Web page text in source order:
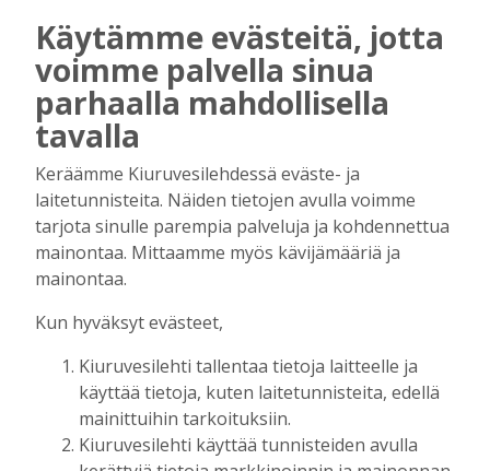
Yhdessä tekemällä syntyy paras
tunnelma
Tilaajille
Ari Kärkkäinen
Kotiseuturakkautta
Tilaajille
Risto Juntunen 13.7.2026 10:42
Yhteinen sävel kantaa pitkälle
Tilaajille
Onko aina pakko olla mielipide?
Tilaajille
Heidi Huhtilainen 30.6.2026 11:44
Käytämme evästeitä, jotta
voimme palvella sinua
parhaalla mahdollisella
tavalla
Keräämme Kiuruvesilehdessä eväste- ja
laitetunnisteita. Näiden tietojen avulla voimme
tarjota sinulle parempia palveluja ja kohdennettua
mainontaa. Mittaamme myös kävijämääriä ja
mainontaa.
Kun hyväksyt evästeet,
Kiuruvesilehti tallentaa tietoja laitteelle ja
käyttää tietoja, kuten laitetunnisteita, edellä
mainittuihin tarkoituksiin.
Kiuruvesilehti käyttää tunnisteiden avulla